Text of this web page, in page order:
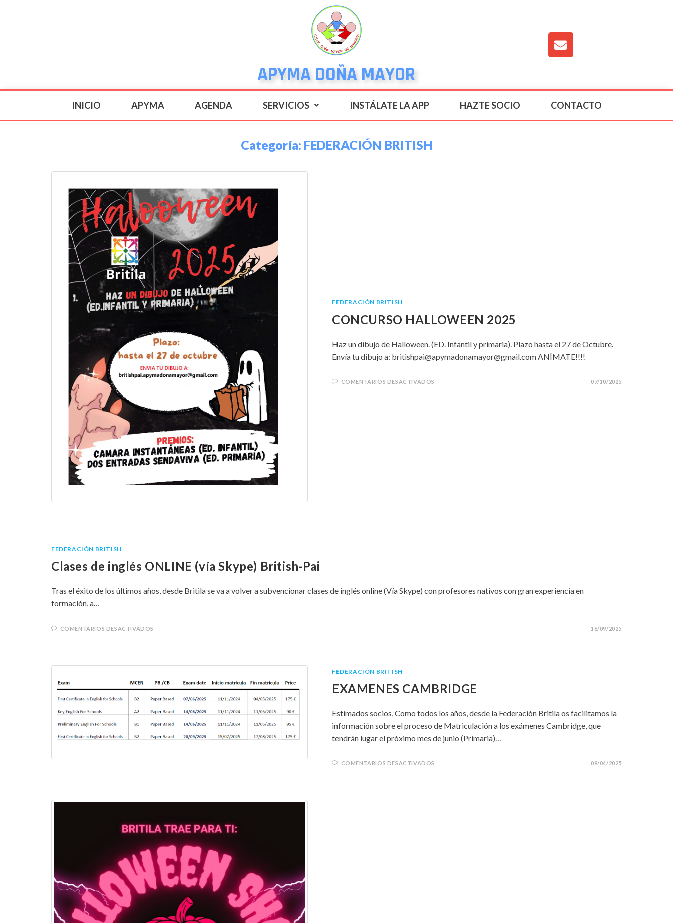
APYMA DOÑA MAYOR
INICIO APYMA AGENDA SERVICIOS INSTÁLATE LA APP HAZTE SOCIO CONTACTO
Categoría: FEDERACIÓN BRITISH
FEDERACIÓN BRITISH
CONCURSO HALLOWEEN 2025
Haz un dibujo de Halloween. (ED. Infantil y primaria). Plazo hasta el 27 de Octubre.
Envía tu dibujo a: britishpai@apymadonamayor@gmail.com ANÍMATE!!!!
COMENTARIOS DESACTIVADOS 07/10/2025
FEDERACIÓN BRITISH
Clases de inglés ONLINE (vía Skype) British-Pai
Tras el éxito de los últimos años, desde Britila se va a volver a subvencionar clases de inglés online (Vía Skype) con profesores nativos con gran experiencia en
formación, a…
COMENTARIOS DESACTIVADOS 16/09/2025
FEDERACIÓN BRITISH
EXAMENES CAMBRIDGE
Estimados socios, Como todos los años, desde la Federación Britila os facilitamos la
información sobre el proceso de Matriculación a los exámenes Cambridge, que
tendrán lugar el próximo mes de junio (Primaria)…
COMENTARIOS DESACTIVADOS 09/04/2025